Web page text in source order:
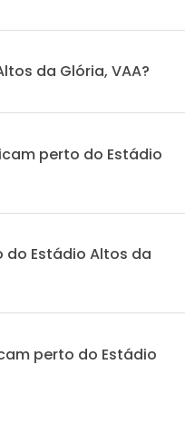
da Glória, VAA?
perto do Estádio
Estádio Altos da
perto do Estádio